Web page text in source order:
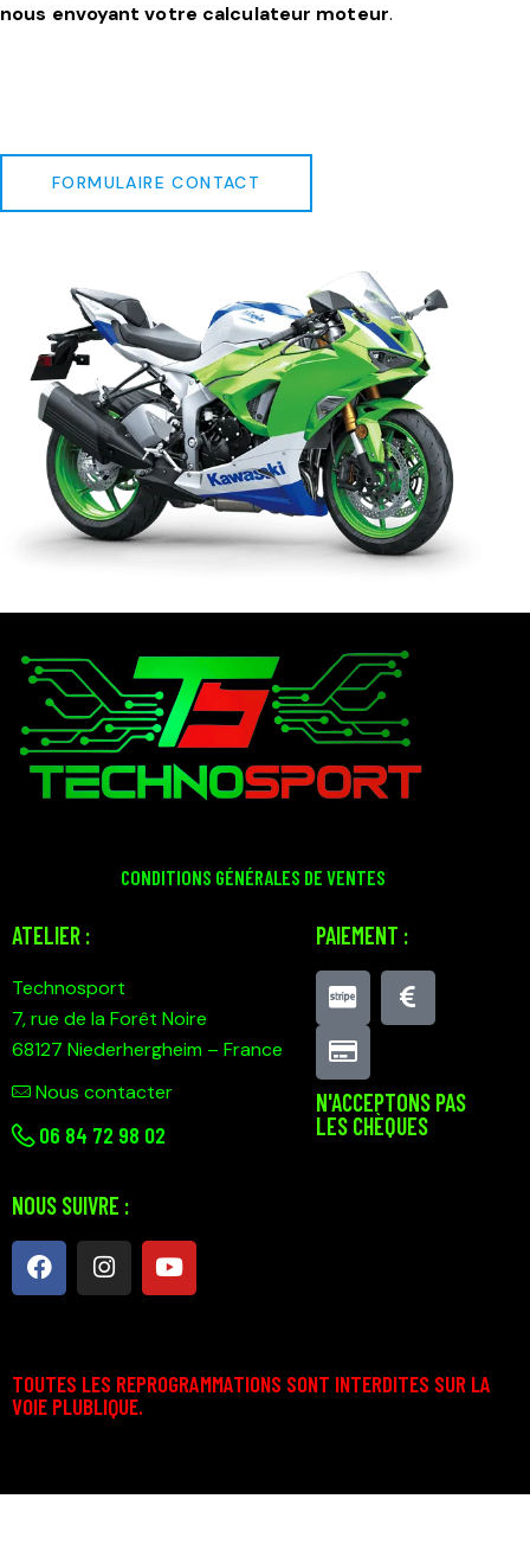
nous envoyant votre calculateur moteur.
FORMULAIRE CONTACT
CONDITIONS GÉNÉRALES DE VENTES
ATELIER :
Technosport
7, rue de la Forêt Noire
68127 Niederhergheim – France
Nous contacter
06 84 72 98 02
PAIEMENT :
N'ACCEPTONS PAS
LES CHÈQUES
NOUS SUIVRE :
TOUTES LES REPROGRAMMATIONS SONT INTERDITES SUR LA
VOIE PLUBLIQUE.